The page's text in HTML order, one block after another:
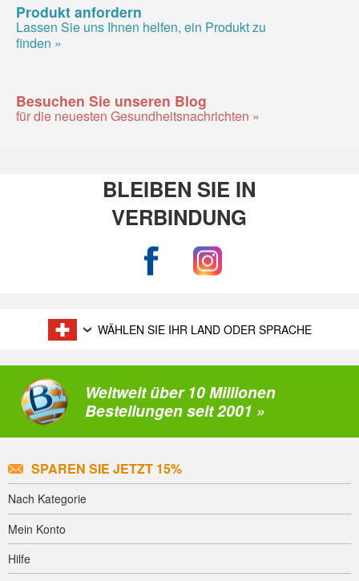
Produkt anfordern
Lassen Sie uns Ihnen helfen, ein Produkt zu
finden »
Besuchen Sie unseren Blog
für die neuesten Gesundheitsnachrichten »
BLEIBEN SIE IN
VERBINDUNG
WÄHLEN SIE IHR LAND ODER SPRACHE
Weltweit über 10 Millionen
Bestellungen seit 2001 »
SPAREN SIE JETZT 15%
Nach Kategorie
Mein Konto
Hilfe